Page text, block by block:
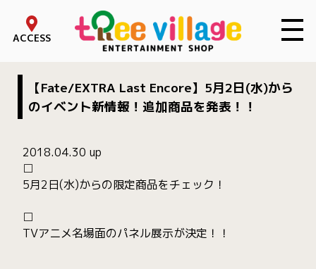
ACCESS toggle
【Fate/EXTRA Last Encore】5月2日(水)から
のイベント新情報！追加商品を発表！！
2018.04.30 up
□
5月2日(水)からの限定商品をチェック！
□
TVアニメ名場面のパネル展示が決定！！